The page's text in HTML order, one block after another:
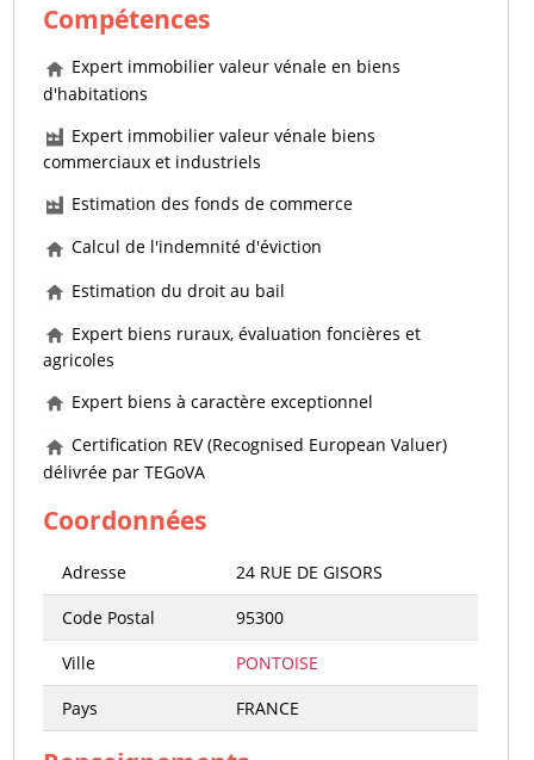
Compétences
Expert immobilier valeur vénale en biens
d'habitations
Expert immobilier valeur vénale biens
commerciaux et industriels
Estimation des fonds de commerce
Calcul de l'indemnité d'éviction
Estimation du droit au bail
Expert biens ruraux, évaluation foncières et
agricoles
Expert biens à caractère exceptionnel
Certification REV (Recognised European Valuer)
délivrée par TEGoVA
Coordonnées
Adresse
24 RUE DE GISORS
Code Postal
95300
Ville
PONTOISE
Pays
FRANCE